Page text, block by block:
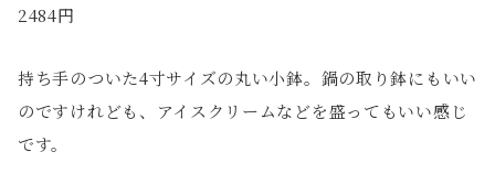
2484円
持ち手のついた4寸サイズの丸い小鉢。鍋の取り鉢にもいい
のですけれども、アイスクリームなどを盛ってもいい感じ
です。